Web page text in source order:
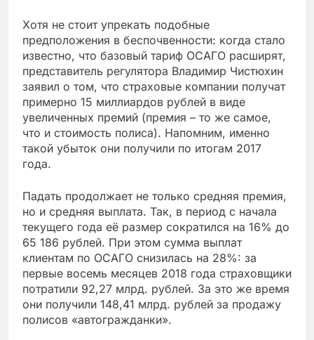
Хотя не стоит упрекать подобные
предположения в беспочвенности: когда стало
известно, что базовый тариф ОСАГО расширят,
представитель регулятора Владимир Чистюхин
заявил о том, что страховые компании получат
примерно 15 миллиардов рублей в виде
увеличенных премий (премия – то же самое,
что и стоимость полиса). Напомним, именно
такой убыток они получили по итогам 2017
года.
Падать продолжает не только средняя премия,
но и средняя выплата. Так, в период с начала
текущего года её размер сократился на 16% до
65 186 рублей. При этом сумма выплат
клиентам по ОСАГО снизилась на 28%: за
первые восемь месяцев 2018 года страховщики
потратили 92,27 млрд. рублей. За это же время
они получили 148,41 млрд. рублей за продажу
полисов «автогражданки».